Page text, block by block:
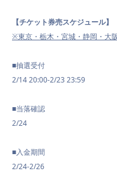
【チケット券売スケジュール】
※東京・栃木・宮城・静岡・大
■抽選受付
2/14 20:00-2/23 23:59
■当落確認
2/24
■入金期間
2/24-2/26